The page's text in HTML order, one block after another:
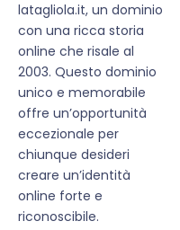
latagliola.it, un dominio
con una ricca storia
online che risale al
2003. Questo dominio
unico e memorabile
offre un’opportunità
eccezionale per
chiunque desideri
creare un’identità
online forte e
riconoscibile.